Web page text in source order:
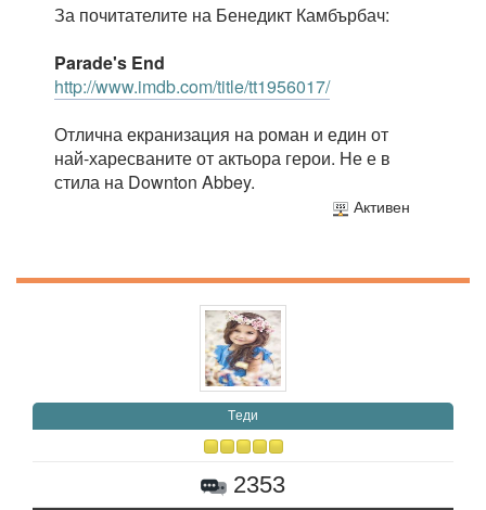
За почитателите на Бенедикт Камбърбач:
Parade's End
http://www.imdb.com/title/tt1956017/
Отлична екранизация на роман и един от
най-харесваните от актьора герои. Не е в
стила на Downton Abbey.
Активен
Tеди
2353